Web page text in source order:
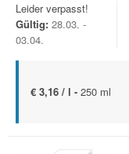
Leider verpasst!
Gültig: 28.03. -
03.04.
€ 3,16 / l - 250 ml